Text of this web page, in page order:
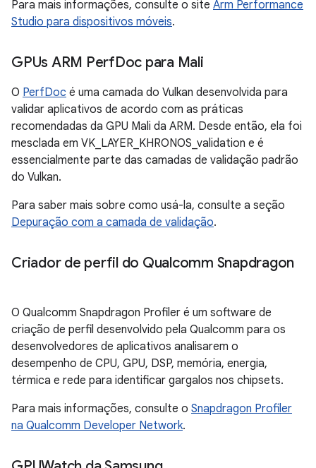
Para mais informações, consulte o site Arm Performance
Studio para dispositivos móveis.
GPUs ARM PerfDoc para Mali
O PerfDoc é uma camada do Vulkan desenvolvida para
validar aplicativos de acordo com as práticas
recomendadas da GPU Mali da ARM. Desde então, ela foi
mesclada em VK_LAYER_KHRONOS_validation e é
essencialmente parte das camadas de validação padrão
do Vulkan.
Para saber mais sobre como usá-la, consulte a seção
Depuração com a camada de validação.
Criador de perfil do Qualcomm Snapdragon
O Qualcomm Snapdragon Profiler é um software de
criação de perfil desenvolvido pela Qualcomm para os
desenvolvedores de aplicativos analisarem o
desempenho de CPU, GPU, DSP, memória, energia,
térmica e rede para identificar gargalos nos chipsets.
Para mais informações, consulte o Snapdragon Profiler
na Qualcomm Developer Network.